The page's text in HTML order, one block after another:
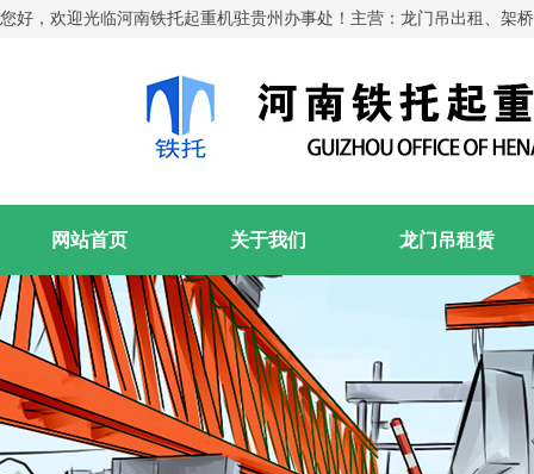
您好，欢迎光临河南铁托起重机驻贵州办事处！主营：龙门吊出租、架
网站首页 关于我们 龙门吊租赁